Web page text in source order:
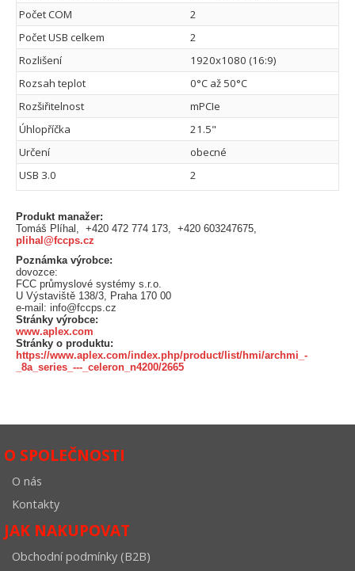
Počet COM
2
Počet USB celkem
2
Rozlišení
1920x1080 (16:9)
Rozsah teplot
0°C až 50°C
Rozšiřitelnost
mPCIe
Úhlopříčka
21.5"
Určení
obecné
USB 3.0
2
Produkt manažer:
Tomáš Plíhal, +420 472 774 173, +420 603247675,
plihal@fccps.cz
Poznámka výrobce:
dovozce:
FCC průmyslové systémy s.r.o.
U Výstaviště 138/3, Praha 170 00
e-mail: info@fccps.cz
Stránky výrobce:
www.aplex.com
Stránky o produktu:
https://www.aplex.com/index.php/product/list/hmi/archmi_-
_8a_series_---_celeron_n4200/2665
O SPOLEČNOSTI
O nás
Kontakty
JAK NAKUPOVAT
Obchodní podmínky (B2B)